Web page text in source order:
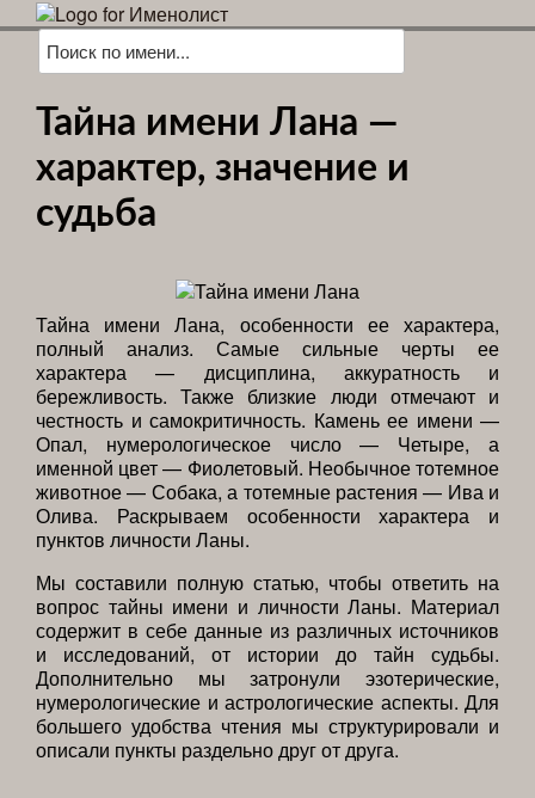
Тайна имени Лана —
характер, значение и
судьба
Тайна имени Лана, особенности ее характера,
полный анализ. Самые сильные черты ее
характера — дисциплина, аккуратность и
бережливость. Также близкие люди отмечают и
честность и самокритичность. Камень ее имени —
Опал, нумерологическое число — Четыре, а
именной цвет — Фиолетовый. Необычное тотемное
животное — Собака, а тотемные растения — Ива и
Олива. Раскрываем особенности характера и
пунктов личности Ланы.
Мы составили полную статью, чтобы ответить на
вопрос тайны имени и личности Ланы. Материал
содержит в себе данные из различных источников
и исследований, от истории до тайн судьбы.
Дополнительно мы затронули эзотерические,
нумерологические и астрологические аспекты. Для
большего удобства чтения мы структурировали и
описали пункты раздельно друг от друга.